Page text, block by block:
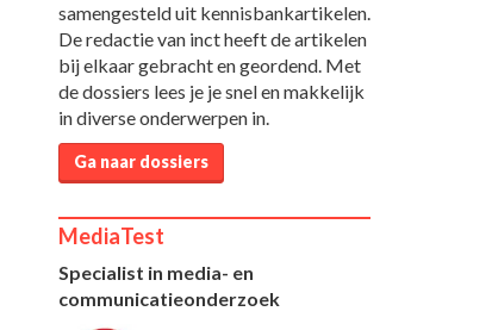
samengesteld uit kennisbankartikelen.
De redactie van inct heeft de artikelen
bij elkaar gebracht en geordend. Met
de dossiers lees je je snel en makkelijk
in diverse onderwerpen in.
Ga naar dossiers
MediaTest
Specialist in media- en
communicatieonderzoek